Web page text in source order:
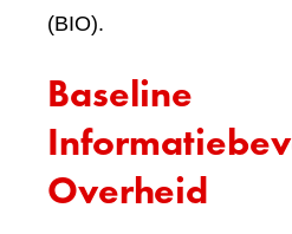
(BIO).
Baseline
Overheid